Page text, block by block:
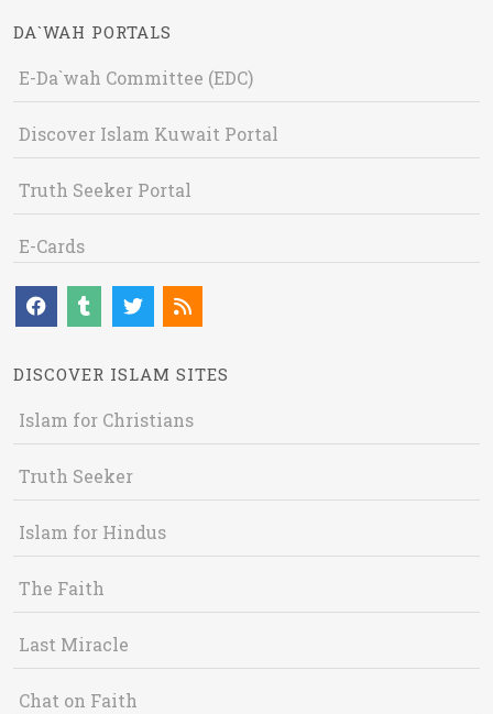
DA`WAH PORTALS
E-Da`wah Committee (EDC)
Discover Islam Kuwait Portal
Truth Seeker Portal
E-Cards
DISCOVER ISLAM SITES
Islam for Christians
Truth Seeker
Islam for Hindus
The Faith
Last Miracle
Chat on Faith